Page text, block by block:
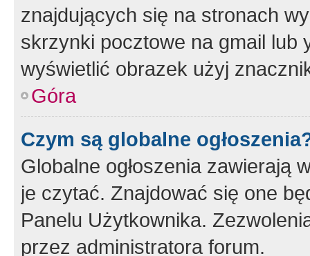
znajdujących się na stronach
skrzynki pocztowe na gmail lub
wyświetlić obrazek użyj
Góra
Czym są globalne
Globalne ogłoszenia zawierają
je czytać. Znajdować się one
Panelu Użytkownika.
przez administratora forum.